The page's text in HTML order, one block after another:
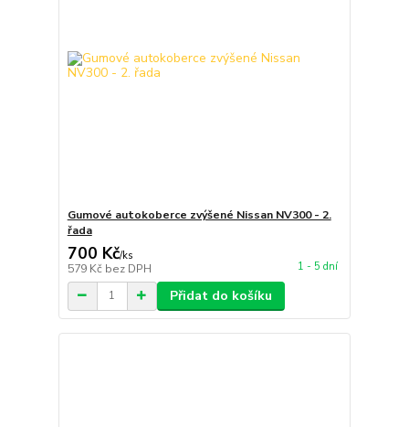
Gumové autokoberce zvýšené Nissan NV300 - 2.
řada
700 Kč/ks
579 Kč bez DPH 1 - 5 dní
Přidat do košíku